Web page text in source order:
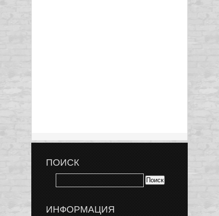
ПОИСК
ИНФОРМАЦИЯ